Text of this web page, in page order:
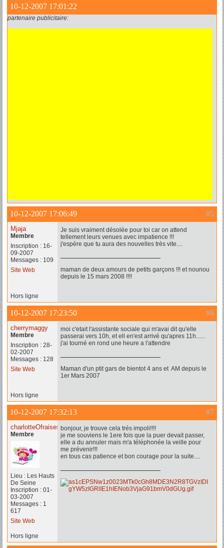
10-12-2007 17:01:22
partenaire publicitaire:
#5
10-12-2007 17:06:49
Mjaja
Membre
Inscription : 16-
09-2007
Messages : 109
Site Web
Je suis vraiment désolée pour toi car on attend
tellement leurs venues avec impatience !!!
j'espère que tu aura des nouvelles très vite....
maman de deux amours de petits garçons !!! et nounou
depuis le 15 mars 2008 !!!!
Hors ligne
#6
10-12-2007 17:23:50
cherrymaggy
Membre
Inscription : 28-
02-2007
Messages : 128
Site Web
moi c'etait l'assistante sociale qui m'avai dit qu'elle
passerai vers 10h, et ell en'est arrivé qu'apres 11h......
j'ai tourné en rond une heure a l'attendre
Maman d'un ptit gars de bientot 4 ans et AM depuis le
1er Mars 2007
Hors ligne
#7
10-12-2007 17:32:13
charlotteOfraises
Membre
Lieu : Les Hauts
De Seine
Inscription : 01-
03-2007
Messages : 1
617
Site Web
bonjour, je trouve cela trés impoli!!!!
je me souviens le 1ere fois que la puer devait passer,
elle a du annuler mais m'a téléphonée la veille pour
me prévenir!!!
en tous cas patience et bon courage pour la suite....
Hors ligne